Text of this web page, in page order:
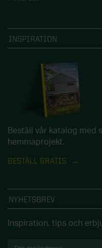
INSPIRATION
Beställ vår katalog med
hemmaprojekt.
BESTÄLL GRATIS
NYHETSBREV
Inspiration, tips och